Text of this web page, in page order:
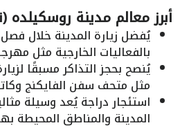
أبرز معالم مدينة روسكيلده
يُفضل زيارة المدينة خلال
بالفعاليات الخارجية مثل
يُنصح بحجز التذاكر مسبقًا
مثل متحف سفن الفايكنج
استئجار دراجة يُعد وسيلة
المدينة والمناطق المحيطة